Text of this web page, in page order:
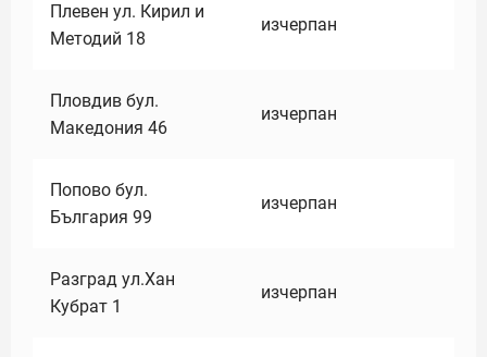
Плевен ул. Кирил и
Методий 18
изчерпан
Пловдив бул.
Македония 46
изчерпан
Попово бул.
България 99
изчерпан
Разград ул.Хан
Кубрат 1
изчерпан